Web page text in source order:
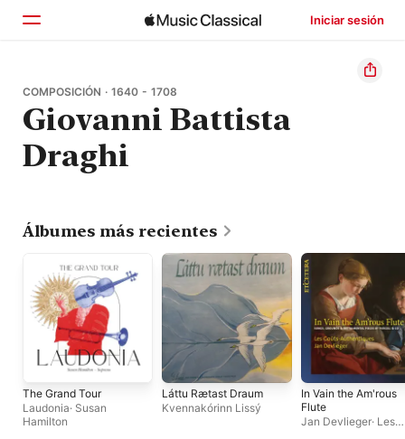
Iniciar sesión
Inicio
Explorar
Buscar
COMPOSICIÓN · 1640 - 1708
Giovanni Battista
Draghi
Álbumes más recientes
The Grand Tour
Laudonia· Susan
Hamilton
Láttu Rætast Draum
Kvennakórinn Lissý
In Vain the Am'rous
Flute
Jan Devlieger· Les